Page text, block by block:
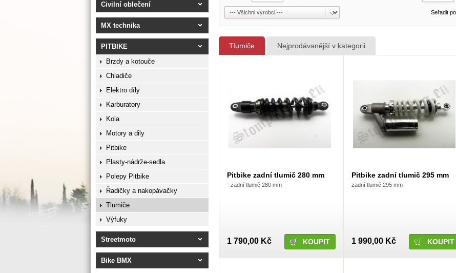
Seřadit
Tlumiče Nejprodávanější v kategorii
Pitbike zadní tlumič 280 mm
˙ zadní tlumič 280 mm
1 790,00 Kč
Pitbike zadní tlumič 295 mm
zadní tlumič 295 mm
1 990,00 Kč
Civilní oblečení
MX technika
PITBIKE
Brzdy a kotouče
Chladiče
Elektro díly
Karburatory
Kola
Motory a dily
Pitbike
Plasty-nádrže-sedla
Polepy Pitbike
Řadičky a nakopávačky
Tlumiče
Výfuky
Streetmoto
Bike BMX